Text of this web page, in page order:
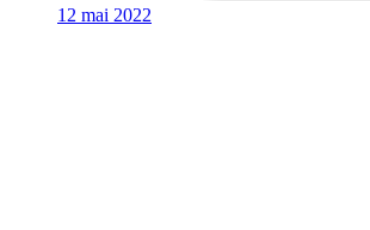
12 mai 2022